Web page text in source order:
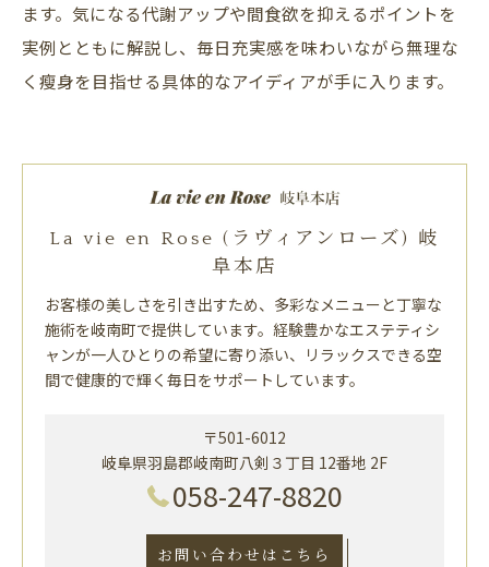
ます。気になる代謝アップや間食欲を抑えるポイントを
実例とともに解説し、毎日充実感を味わいながら無理な
く瘦身を目指せる具体的なアイディアが手に入ります。
La vie en Rose (ラヴィアンローズ) 岐
阜本店
お客様の美しさを引き出すため、多彩なメニューと丁寧な
施術を岐南町で提供しています。経験豊かなエステティシ
ャンが一人ひとりの希望に寄り添い、リラックスできる空
間で健康的で輝く毎日をサポートしています。
〒501-6012
岐阜県羽島郡岐南町八剣３丁目 12番地 2F
058-247-8820
お問い合わせはこちら